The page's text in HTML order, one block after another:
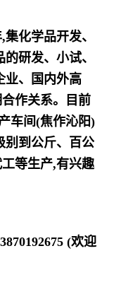
化学品开发、
研发、小试、
业、国内外高
作关系。目前
车间(焦作沁阳)
别到公斤、百公
等生产,有兴趣
(欢迎